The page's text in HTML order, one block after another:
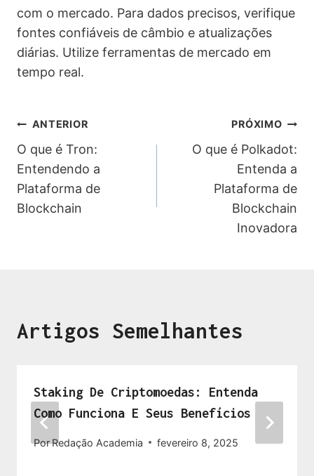
com o mercado. Para dados precisos, verifique
fontes confiáveis de câmbio e atualizações
diárias. Utilize ferramentas de mercado em
tempo real.
ANTERIOR
O que é Tron:
Entendendo a
Plataforma de
Blockchain
PRÓXIMO
O que é Polkadot:
Entenda a
Plataforma de
Blockchain
Inovadora
Artigos Semelhantes
Staking De Criptomoedas: Entenda
Como Funciona E Seus Benefícios
PorRedação Academia fevereiro 8, 2025